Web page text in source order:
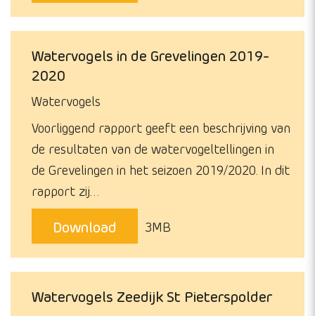
Watervogels in de Grevelingen 2019-
2020
Watervogels
Voorliggend rapport geeft een beschrijving van
de resultaten van de watervogeltellingen in
de Grevelingen in het seizoen 2019/2020. In dit
rapport zij…
Download 3MB
Watervogels Zeedijk St Pieterspolder